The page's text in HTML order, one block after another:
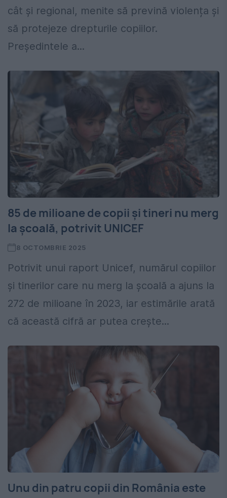
cât și regional, menite să prevină violența și
să protejeze drepturile copiilor.
Președintele a...
85 de milioane de copii și tineri nu merg
la școală, potrivit UNICEF
8 OCTOMBRIE 2025
Potrivit unui raport Unicef, numărul copiilor
și tinerilor care nu merg la școală a ajuns la
272 de milioane în 2023, iar estimările arată
că această cifră ar putea crește...
Unu din patru copii din România este